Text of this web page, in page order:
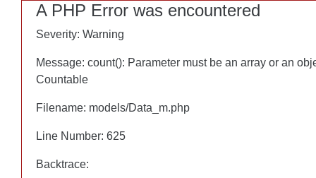
A PHP Error was encountered
Severity: Warning
Message: count(): Parameter must be an array or an
Countable
Filename: models/Data_m.php
Line Number: 625
Backtrace:
A PHP Error was encountered
Severity: Warning
Message: count(): Parameter must be an array or an
Countable
Filename: models/Data_m.php
Line Number: 625
Backtrace: